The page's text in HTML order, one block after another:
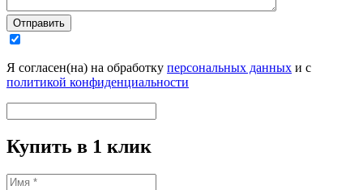
Отправить
Я согласен(на) на обработку персональных данных и с
политикой конфиденциальности
Купить в 1 клик